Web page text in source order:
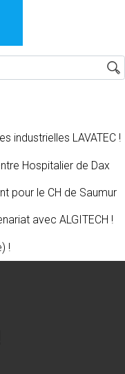
industrielles LAVATEC !
Hospitalier de Dax
pour le CH de Saumur
avec ALGITECH !
!